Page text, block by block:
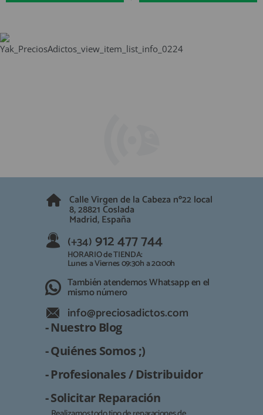
Calle Virgen de la Cabeza nº22 local
8, 28821 Coslada
Madrid, España
(+34) 912 477 744
HORARIO de TIENDA:
Lunes a Viernes 09:30h a 20:00h
También atendemos Whatsapp en el
mismo número
info@preciosadictos.com
- Nuestro Blog
- Quiénes Somos ;)
- Profesionales / Distribuidor
- Solicitar Reparación